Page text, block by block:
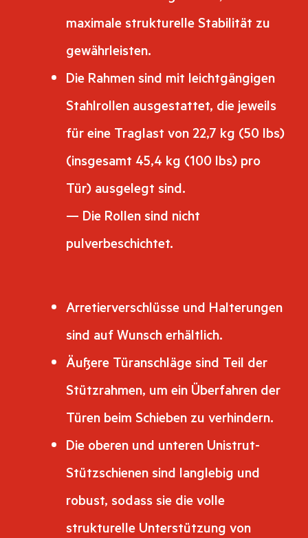
maximale strukturelle Stabilität zu
gewährleisten.
Die Rahmen sind mit leichtgängigen
Stahlrollen ausgestattet, die jeweils
für eine Traglast von 22,7 kg (50 lbs)
(insgesamt 45,4 kg (100 lbs) pro
Tür) ausgelegt sind.
— Die Rollen sind nicht
pulverbeschichtet.
Arretierverschlüsse und Halterungen
sind auf Wunsch erhältlich.
Äußere Türanschläge sind Teil der
Stützrahmen, um ein Überfahren der
Türen beim Schieben zu verhindern.
Die oberen und unteren Unistrut-
Stützschienen sind langlebig und
robust, sodass sie die volle
strukturelle Unterstützung von